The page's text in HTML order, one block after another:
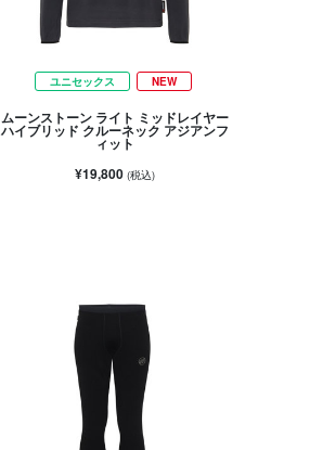
ユニセックス NEW
ムーンストーン ライト ミッドレイヤー
ハイブリッド クルーネック アジアンフ
ィット
¥19,800 (税込)